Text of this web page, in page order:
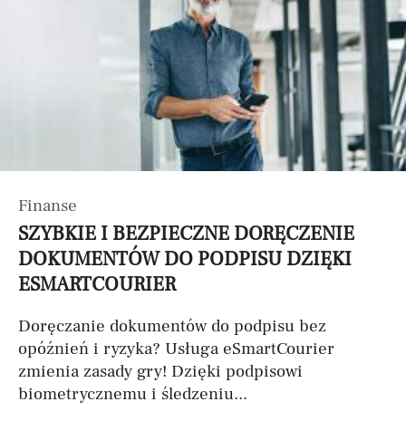
Finanse
SZYBKIE I BEZPIECZNE DORĘCZENIE
DOKUMENTÓW DO PODPISU DZIĘKI
ESMARTCOURIER
Doręczanie dokumentów do podpisu bez
opóźnień i ryzyka? Usługa eSmartCourier
zmienia zasady gry! Dzięki podpisowi
biometrycznemu i śledzeniu...